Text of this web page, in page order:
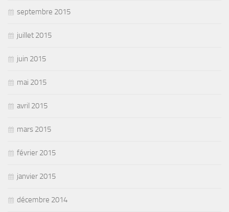
septembre 2015
juillet 2015
juin 2015
mai 2015
avril 2015
mars 2015
février 2015
janvier 2015
décembre 2014